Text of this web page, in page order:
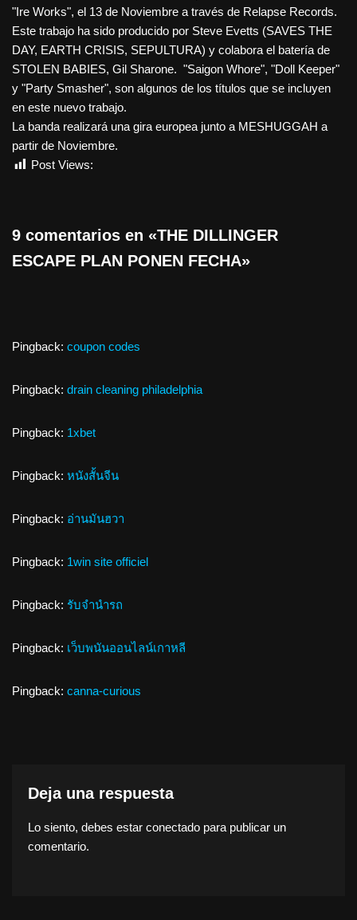
"Ire Works", el 13 de Noviembre a través de Relapse Records.
Este trabajo ha sido producido por Steve Evetts (SAVES THE
DAY, EARTH CRISIS, SEPULTURA) y colabora el batería de
STOLEN BABIES, Gil Sharone. "Saigon Whore", "Doll Keeper"
y "Party Smasher", son algunos de los títulos que se incluyen
en este nuevo trabajo.
La banda realizará una gira europea junto a MESHUGGAH a
partir de Noviembre.
Post Views:
9 comentarios en «THE DILLINGER
ESCAPE PLAN PONEN FECHA»
Pingback: coupon codes
Pingback: drain cleaning philadelphia
Pingback: 1xbet
Pingback: หนังสั้นจีน
Pingback: อ่านมันฮวา
Pingback: 1win site officiel
Pingback: รับจำนำรถ
Pingback: เว็บพนันออนไลน์เกาหลี
Pingback: canna-curious
Deja una respuesta
Lo siento, debes estar conectado para publicar un
comentario.